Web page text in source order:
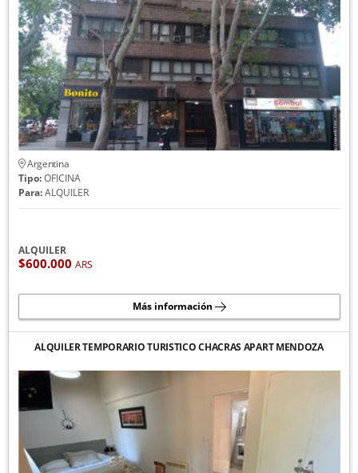
Argentina
Tipo:OFICINA
Para:ALQUILER
ALQUILER
$600.000 ARS
Más información
ALQUILER TEMPORARIO TURISTICO CHACRAS APART MENDOZA